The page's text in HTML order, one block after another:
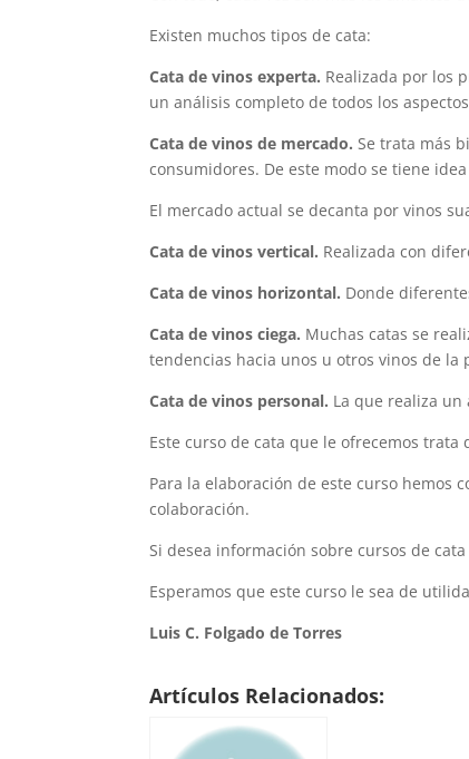
Existen muchos tipos de cata:
Cata de vinos experta. Realizada por los
un análisis completo de todos los
Cata de vinos de mercado. Se trata más
consumidores. De este modo se tiene
El mercado actual se decanta por vinos
Cata de vinos vertical. Realizada con
Cata de vinos horizontal. Donde
Cata de vinos ciega. Muchas catas se
tendencias hacia unos u otros vinos de la
Cata de vinos personal. La que realiza un
Este curso de cata que le ofrecemos
Para la elaboración de este curso hemos
colaboración.
Si desea información sobre cursos de
Esperamos que este curso le sea de
Luis C. Folgado de Torres
Artículos Relacionados: